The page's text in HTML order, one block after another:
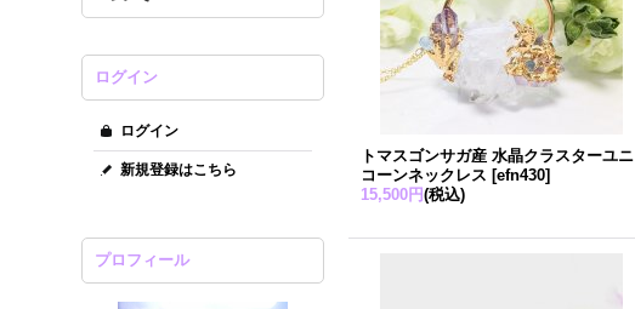
ログイン
ログイン
新規登録はこちら
プロフィール
トマスゴンサガ産 水晶クラスターユニ
コーンネックレス [efn430]
15,500円(税込)